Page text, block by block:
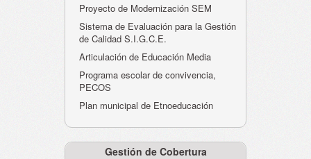
Proyecto de Modernización SEM
Sistema de Evaluación para la Gestión
de Calidad S.I.G.C.E.
Articulación de Educación Media
Programa escolar de convivencia,
PECOS
Plan municipal de Etnoeducación
Gestión de Cobertura